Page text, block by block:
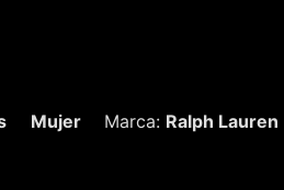
Mujer Marca: Ralph Lauren